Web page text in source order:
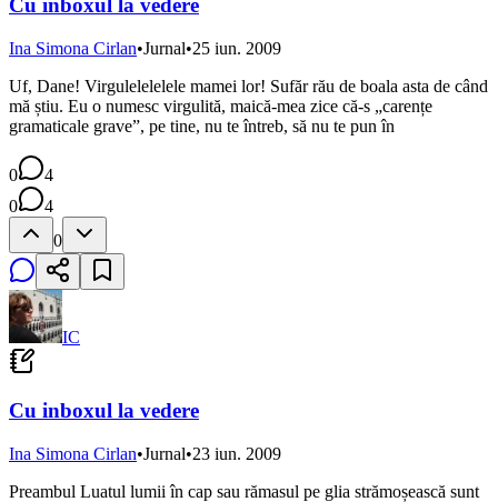
Cu inboxul la vedere
Ina Simona Cirlan•Jurnal•25 iun. 2009
Uf, Dane! Virgulelelelele mamei lor! Sufăr rău de boala asta de când
mă știu. Eu o numesc virgulită, maică-mea zice că-s „carențe
gramaticale grave”, pe tine, nu te întreb, să nu te pun în
0
4
0
4
0
IC
Cu inboxul la vedere
Ina Simona Cirlan•Jurnal•23 iun. 2009
Preambul Luatul lumii în cap sau rămasul pe glia strămoșească sunt